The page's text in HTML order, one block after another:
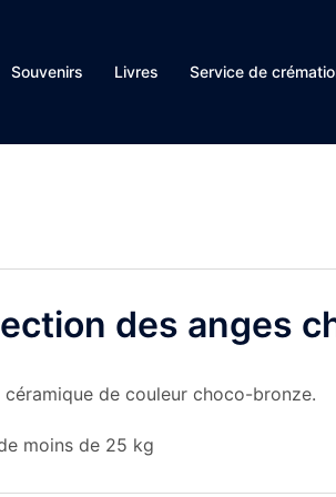
Souvenirs Livres Service de
des anges
céramique de couleur choco-bronze.
moins de 25 kg